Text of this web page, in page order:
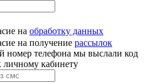
на обработку данных
на получение рассылок
номер телефона мы выслали код
личному кабинету